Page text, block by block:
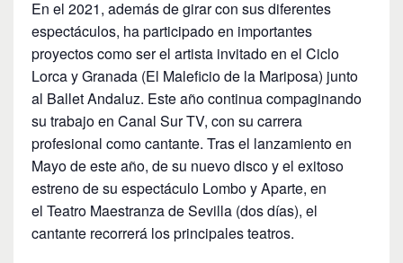
En el 2021, además de girar con sus diferentes
espectáculos, ha participado en importantes
proyectos como ser el artista invitado en el Ciclo
Lorca y Granada (El Maleficio de la Mariposa) junto
al Ballet Andaluz. Este año continua compaginando
su trabajo en Canal Sur TV, con su carrera
profesional como cantante. Tras el lanzamiento en
Mayo de este año, de su nuevo disco y el exitoso
estreno de su espectáculo Lombo y Aparte, en
el Teatro Maestranza de Sevilla (dos días), el
cantante recorrerá los principales teatros.